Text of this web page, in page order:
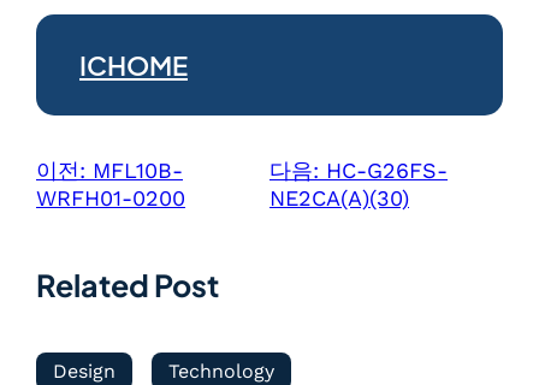
ICHOME
이전: MFL10B-
WRFH01-0200
다음: HC-G26FS-
NE2CA(A)(30)
Related Post
Design Technology